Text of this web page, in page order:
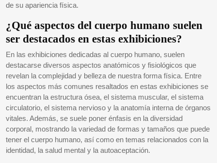
de su apariencia física.
¿Qué aspectos del cuerpo humano suelen
ser destacados en estas exhibiciones?
En las exhibiciones dedicadas al cuerpo humano, suelen
destacarse diversos aspectos anatómicos y fisiológicos que
revelan la complejidad y belleza de nuestra forma física. Entre
los aspectos más comunes resaltados en estas exhibiciones se
encuentran la estructura ósea, el sistema muscular, el sistema
circulatorio, el sistema nervioso y la anatomía interna de órganos
vitales. Además, se suele poner énfasis en la diversidad
corporal, mostrando la variedad de formas y tamaños que puede
tener el cuerpo humano, así como en temas relacionados con la
identidad, la salud mental y la autoaceptación.